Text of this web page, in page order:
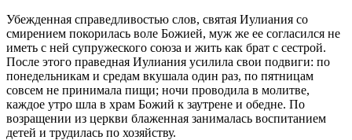
Убежденная справедливостью слов, святая Иулиания со
смирением покорилась воле Божией, муж же ее согласился не
иметь с ней супружеского союза и жить как брат с сестрой.
После этого праведная Иулиания усилила свои подвиги: по
понедельникам и средам вкушала один раз, по пятницам
совсем не принимала пищи; ночи проводила в молитве,
каждое утро шла в храм Божий к заутрене и обедне. По
возращении из церкви блаженная занималась воспитанием
детей и трудилась по хозяйству.